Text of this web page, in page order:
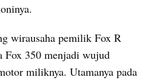
wirausaha pemilik Fox R
Fox 350 menjadi wujud
miliknya. Utamanya pada